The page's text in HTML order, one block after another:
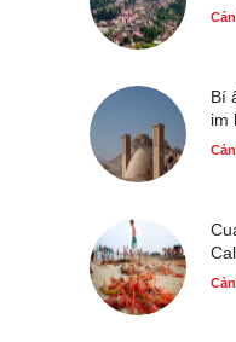
Bí
im